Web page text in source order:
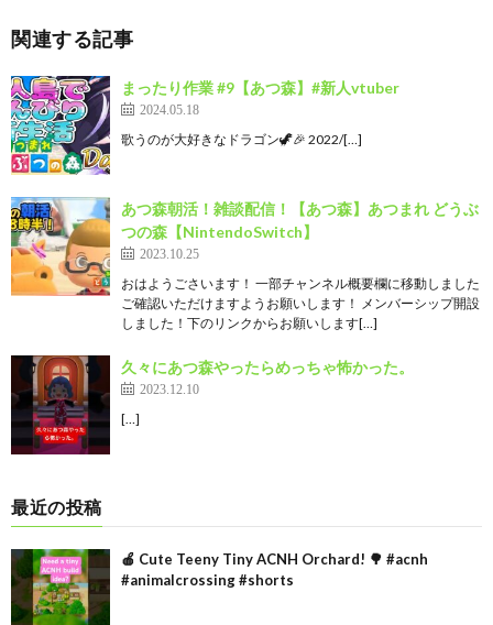
関連する記事
まったり作業 #9【あつ森】#新人vtuber
2024.05.18
歌うのが大好きなドラゴン🦖🎉 2022/[…]
あつ森朝活！雑談配信！【あつ森】あつまれ どうぶ
つの森【NintendoSwitch】
2023.10.25
おはようごさいます！ 一部チャンネル概要欄に移動しました
ご確認いただけますようお願いします！ メンバーシップ開設
しました！下のリンクからお願いします[…]
久々にあつ森やったらめっちゃ怖かった。
2023.12.10
[…]
最近の投稿
🍎 Cute Teeny Tiny ACNH Orchard! 🌳 #acnh
#animalcrossing #shorts